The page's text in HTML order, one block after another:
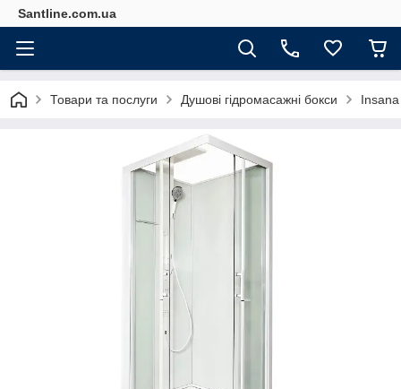
Santline.com.ua
Товари та послуги Душові гідромасажні бокси Insana